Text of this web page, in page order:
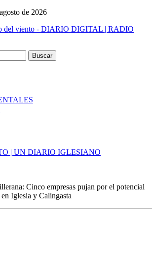
de 2026
del viento - DIARIO DIGITAL | RADIO
Cinco empresas pujan por el potencial
Iglesia y Calingasta